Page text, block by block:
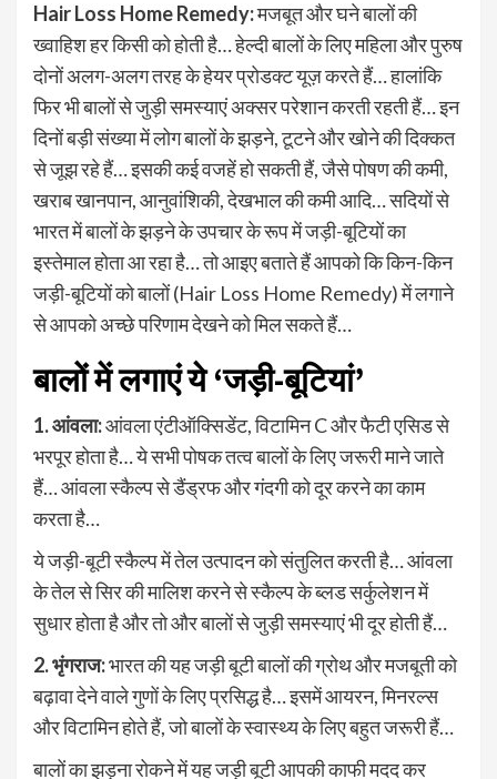
Hair Loss Home Remedy:मजबूत और घने बालों की
ख्वाहिश हर किसी को होती है… हेल्दी बालों के लिए महिला और पुरुष
दोनों अलग-अलग तरह के हेयर प्रोडक्ट यूज़ करते हैं… हालांकि
फिर भी बालों से जुड़ी समस्याएं अक्सर परेशान करती रहती हैं… इन
दिनों बड़ी संख्या में लोग बालों के झड़ने, टूटने और खोने की दिक्कत
से जूझ रहे हैं… इसकी कई वजहें हो सकती हैं, जैसे पोषण की कमी,
खराब खानपान, आनुवांशिकी, देखभाल की कमी आदि… सदियों से
भारत में बालों के झड़ने के उपचार के रूप में जड़ी-बूटियों का
इस्तेमाल होता आ रहा है… तो आइए बताते हैं आपको कि किन-किन
जड़ी-बूटियों को बालों (Hair Loss Home Remedy) में लगाने
से आपको अच्छे परिणाम देखने को मिल सकते हैं…
बालों में लगाएं ये ‘जड़ी-बूटियां’
1. आंवला:आंवला एंटीऑक्सिडेंट, विटामिन C और फैटी एसिड से
भरपूर होता है… ये सभी पोषक तत्व बालों के लिए जरूरी माने जाते
हैं… आंवला स्कैल्प से डैंड्रफ और गंदगी को दूर करने का काम
करता है…
ये जड़ी-बूटी स्कैल्प में तेल उत्पादन को संतुलित करती है… आंवला
के तेल से सिर की मालिश करने से स्कैल्प के ब्लड सर्कुलेशन में
सुधार होता है और तो और बालों से जुड़ी समस्याएं भी दूर होती हैं…
2. भृंगराज:भारत की यह जड़ी बूटी बालों की ग्रोथ और मजबूती को
बढ़ावा देने वाले गुणों के लिए प्रसिद्ध है… इसमें आयरन, मिनरल्स
और विटामिन होते हैं, जो बालों के स्वास्थ्य के लिए बहुत जरूरी हैं…
बालों का झड़ना रोकने में यह जड़ी बूटी आपकी काफी मदद कर